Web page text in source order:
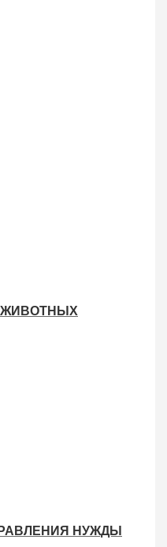
ЖИВОТНЫХ
НУЖДЫ